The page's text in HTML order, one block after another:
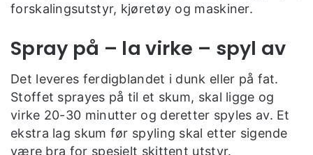
forskalingsutstyr, kjøretøy og maskiner.
Spray på – la virke – spyl av
Det leveres ferdigblandet i dunk eller på fat.
Stoffet sprayes på til et skum, skal ligge og
virke 20-30 minutter og deretter spyles av. Et
ekstra lag skum før spyling skal etter sigende
være bra for spesielt skittent utstyr.